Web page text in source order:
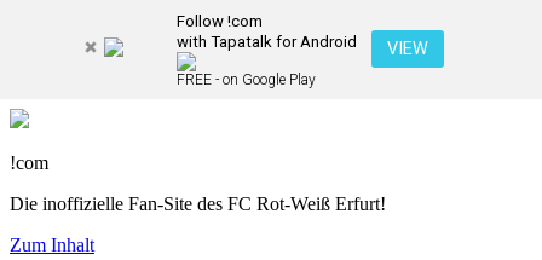
Follow !com
with Tapatalk for Android
FREE - on Google Play
VIEW
!com
Die inoffizielle Fan-Site des FC Rot-Weiß Erfurt!
Zum Inhalt